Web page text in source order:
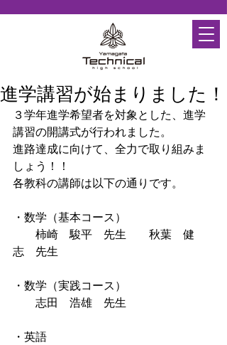
進学講習が始まりました！
３学年進学希望者を対象とした、進学
講習の開講式が行われました。
進路達成に向けて、全力で取り組みま
しょう！！
各教科の講師は以下の通りです。
・数学（基本コース）
柿崎　駿平　先生　　秋葉　健
志　先生
・数学（実践コース）
志田　浩雄　先生
・英語